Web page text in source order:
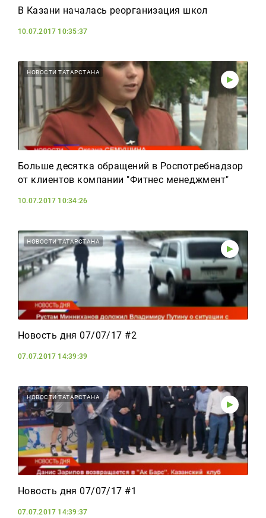
В Казани началась реорганизация школ
10.07.2017 10:35:37
НОВОСТИ ТАТАРСТАНА
Больше десятка обращений в Роспотребнадзор
от клиентов компании "Фитнес менеджмент"
10.07.2017 10:34:26
НОВОСТИ ТАТАРСТАНА
Новость дня 07/07/17 #2
07.07.2017 14:39:39
НОВОСТИ ТАТАРСТАНА
Новость дня 07/07/17 #1
07.07.2017 14:39:37